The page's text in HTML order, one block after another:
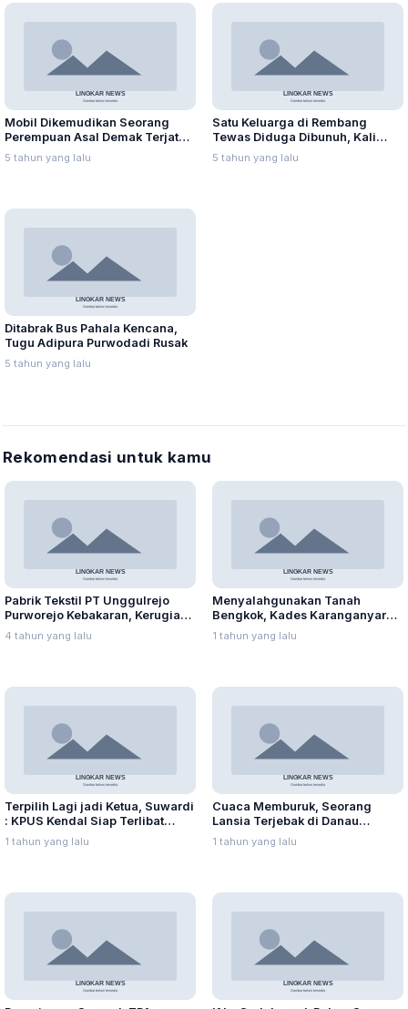
Mobil Dikemudikan Seorang
Perempuan Asal Demak Terjatuh
di Tebing, Berikut Fakta yang
Terungkap
5 tahun yang lalu
Satu Keluarga di Rembang
Tewas Diduga Dibunuh, Kali
Pertama Ditemukan Pembantu
5 tahun yang lalu
Ditabrak Bus Pahala Kencana,
Tugu Adipura Purwodadi Rusak
5 tahun yang lalu
Rekomendasi untuk kamu
Pabrik Tekstil PT Unggulrejo
Purworejo Kebakaran, Kerugian
Capai Puluhan Juta Rupiah
4 tahun yang lalu
Menyalahgunakan Tanah
Bengkok, Kades Karanganyar
Ditangkap Kejari
1 tahun yang lalu
Terpilih Lagi jadi Ketua, Suwardi
: KPUS Kendal Siap Terlibat
Suplai Telur untuk MBG
1 tahun yang lalu
Cuaca Memburuk, Seorang
Lansia Terjebak di Danau
Rawapening Saat Mencari
Enceng Gondok
1 tahun yang lalu